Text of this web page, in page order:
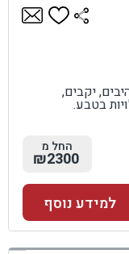
יקבים,
בטבע.
החל מ
₪2300
למידע נוסף